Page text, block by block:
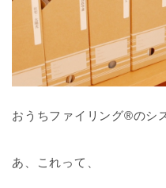
おうちファイリング®のシ
あ、これって、